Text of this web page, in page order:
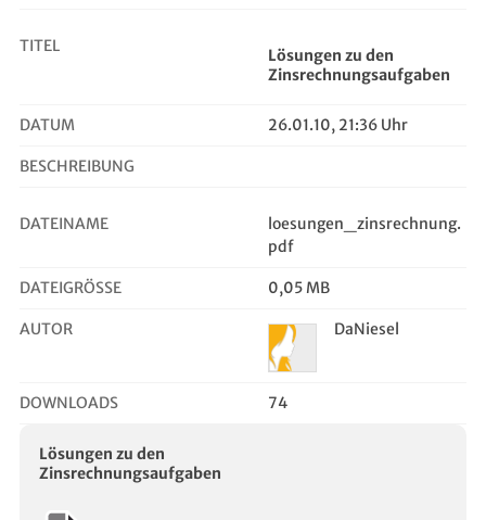
TITEL
Lösungen zu den
Zinsrechnungsaufgaben
DATUM 26.01.10, 21:36 Uhr
BESCHREIBUNG
DATEINAME
loesungen_zinsrechnung.
pdf
DATEIGRÖSSE 0,05 MB
AUTOR DaNiesel
DOWNLOADS 74
Lösungen zu den
Zinsrechnungsaufgaben